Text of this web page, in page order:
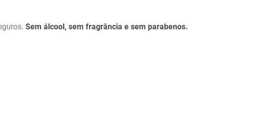
Sem álcool, sem fragrância e sem parabenos.